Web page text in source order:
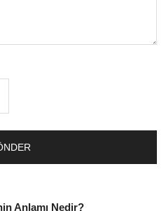
Anlamı Nedir?